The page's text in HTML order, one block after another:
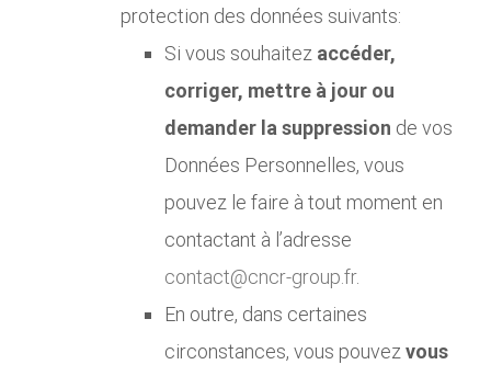
protection des données suivants:
Si vous souhaitez accéder,
corriger, mettre à jour ou
demander la suppression de vos
Données Personnelles, vous
pouvez le faire à tout moment en
contactant à l’adresse
contact@cncr-group.fr.
En outre, dans certaines
circonstances, vous pouvez vous